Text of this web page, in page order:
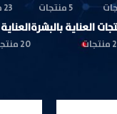
5 منتجات 23 منتجات
العناية بالبشرة
20 منتجات